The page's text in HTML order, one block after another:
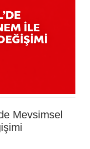
Mevsimsel